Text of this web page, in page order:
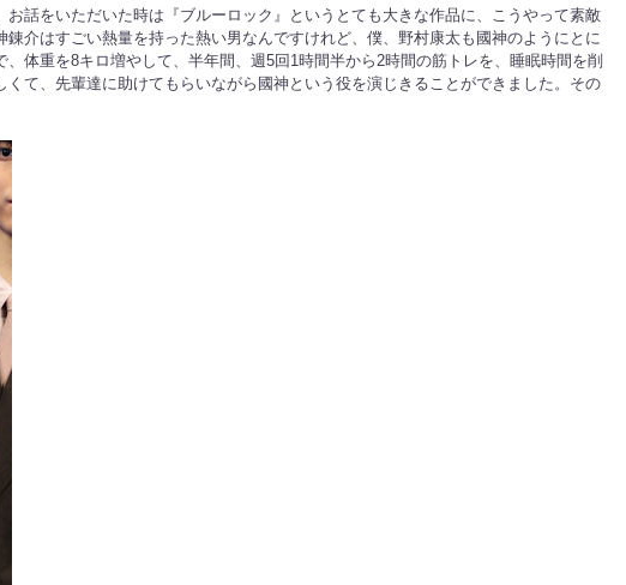
話をいただいた時は『ブルーロック』というとても大きな作品に、こうやって素敵
介はすごい熱量を持った熱い男なんですけれど、僕、野村康太も國神のようにとに
体重を8キロ増やして、半年間、週5回1時間半から2時間の筋トレを、睡眠時間を削
て、先輩達に助けてもらいながら國神という役を演じきることができました。その